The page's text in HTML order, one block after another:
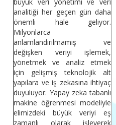
büyük veri yönetimi ve veri
analitiği her geçen gün daha
önemli hale geliyor.
Milyonlarca
anlamlandırılmamış ve
değişken veriyi işlemek,
yönetmek ve analiz etmek
için gelişmiş teknolojik alt
yapılara ve iş zekasına ihtiyaç
duyuluyor. Yapay zeka tabanlı
makine öğrenmesi modeliyle
elimizdeki büyük veriyi eş
zamanlı olarak işleyerek